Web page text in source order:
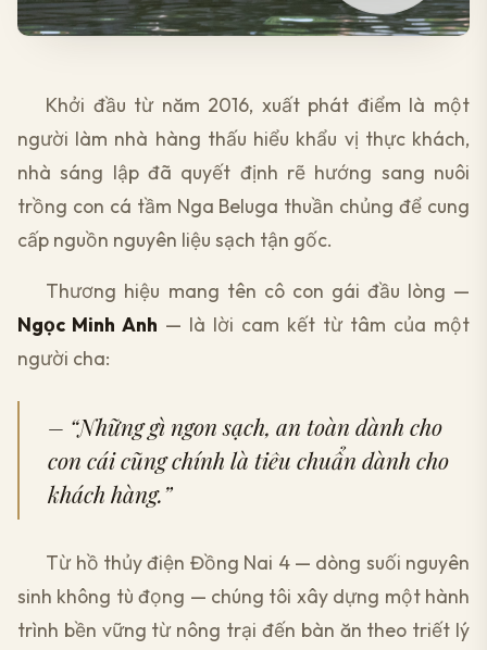
Khởi đầu từ năm 2016, xuất phát điểm là một
người làm nhà hàng thấu hiểu khẩu vị thực khách,
nhà sáng lập đã quyết định rẽ hướng sang nuôi
trồng con cá tầm Nga Beluga thuần chủng để cung
cấp nguồn nguyên liệu sạch tận gốc.
Thương hiệu mang tên cô con gái đầu lòng —
Ngọc Minh Anh — là lời cam kết từ tâm của một
người cha:
– “Những gì ngon sạch, an toàn dành cho
con cái cũng chính là tiêu chuẩn dành cho
khách hàng.”
Từ hồ thủy điện Đồng Nai 4 — dòng suối nguyên
sinh không tù đọng — chúng tôi xây dựng một hành
trình bền vững từ nông trại đến bàn ăn theo triết lý